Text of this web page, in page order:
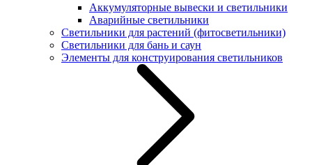
Аккумуляторные вывески и светильники
Аварийные светильники
Светильники для растений (фитосветильники)
Светильники для бань и саун
Элементы для конструирования светильников